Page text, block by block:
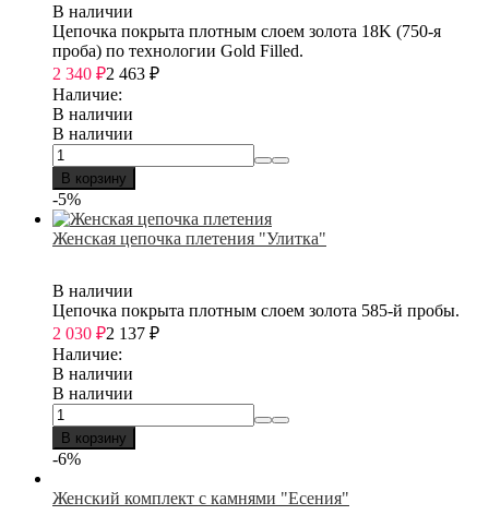
В наличии
Цепочка покрыта плотным слоем золота 18K (750-я
проба) по технологии Gold Filled.
2 340 ₽2 463 ₽
Наличие:
В наличии
В наличии
В корзину
-5%
Женская цепочка плетения "Улитка"
В наличии
Цепочка покрыта плотным слоем золота 585-й пробы.
2 030 ₽2 137 ₽
Наличие:
В наличии
В наличии
В корзину
-6%
Женский комплект с камнями "Есения"